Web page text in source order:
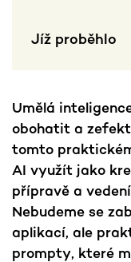
Umělá
obohatit a
tomto
AI využít jako
přípravě a
Nebudeme se
aplikací, ale
prompty, které
Jíž proběhlo